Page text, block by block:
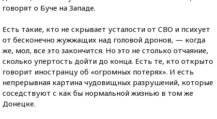
говорят о Буче на Западе.
Есть такие, кто не скрывает усталости от СВО и психует
от бесконечно жужжащих над головой дронов, — когда
же, мол, все это закончится. Но это не столько отчаяние,
сколько упертость дойти до конца. Есть те, кто открыто
говорит иностранцу об «огромных потерях». И есть
непрерывная картина чудовищных разрушений, которые
соседствуют с как бы нормальной жизнью в том же
Донецке.